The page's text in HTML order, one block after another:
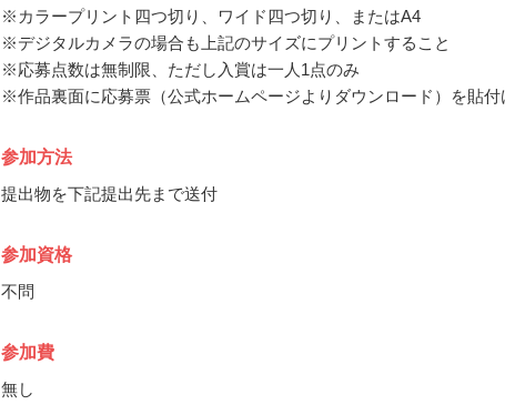
※カラープリント四つ切り、ワイド四つ切り、またはA4
※デジタルカメラの場合も上記のサイズにプリントすること
※応募点数は無制限、ただし入賞は一人1点のみ
※作品裏面に応募票（公式ホームページよりダウンロード）を貼付
参加方法
提出物を下記提出先まで送付
参加資格
不問
参加費
無し